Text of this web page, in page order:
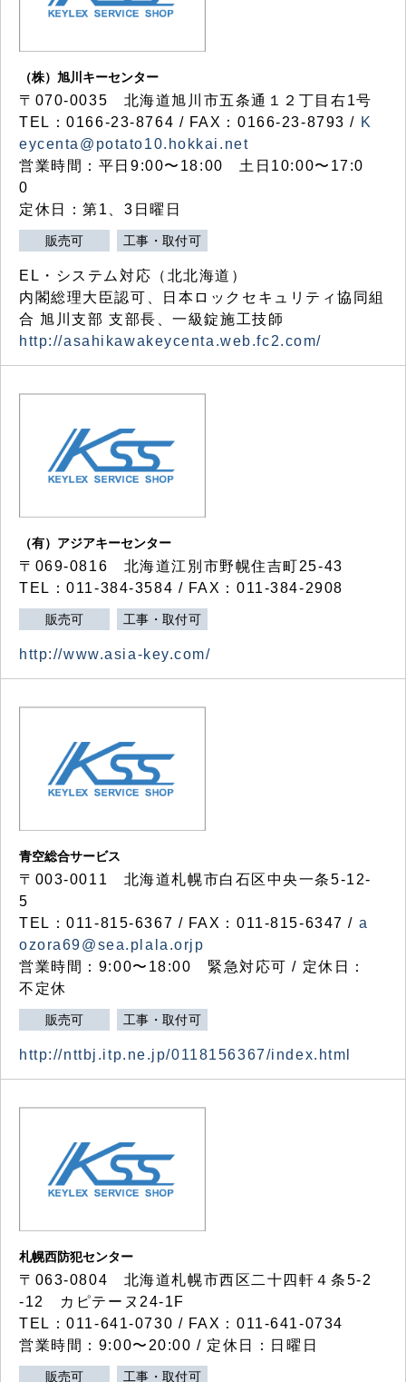
（株）旭川キーセンター
〒070-0035 北海道旭川市五条通１２丁目右1号
TEL：0166-23-8764 / FAX：0166-23-8793 / K
eycenta@potato10.hokkai.net
営業時間：平日9:00〜18:00 土日10:00〜17:0
0
定休日：第1、3日曜日
販売可 工事・取付可
EL・システム対応（北北海道）
内閣総理大臣認可、日本ロックセキュリティ協同組
合 旭川支部 支部長、一級錠施工技師
http://asahikawakeycenta.web.fc2.com/
（有）アジアキーセンター
〒069-0816 北海道江別市野幌住吉町25-43
TEL：011-384-3584 / FAX：011-384-2908
販売可 工事・取付可
http://www.asia-key.com/
青空総合サービス
〒003-0011 北海道札幌市白石区中央一条5-12-
5
TEL：011-815-6367 / FAX：011-815-6347 / a
ozora69@sea.plala.orjp
営業時間：9:00〜18:00 緊急対応可 / 定休日：
不定休
販売可 工事・取付可
http://nttbj.itp.ne.jp/0118156367/index.html
札幌西防犯センター
〒063-0804 北海道札幌市西区二十四軒４条5-2
-12 カピテーヌ24-1F
TEL：011-641-0730 / FAX：011-641-0734
営業時間：9:00〜20:00 / 定休日：日曜日
販売可 工事・取付可